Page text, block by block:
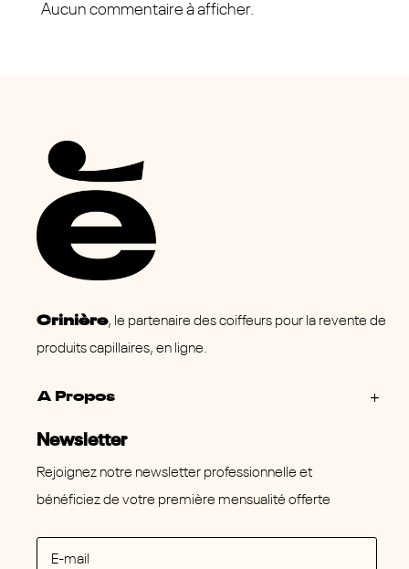
Aucun commentaire à afficher.
Crinière, le partenaire des coiffeurs pour la revente de
produits capillaires, en ligne.
A Propos
Newsletter
Rejoignez notre newsletter professionnelle et
bénéficiez de votre première mensualité offerte